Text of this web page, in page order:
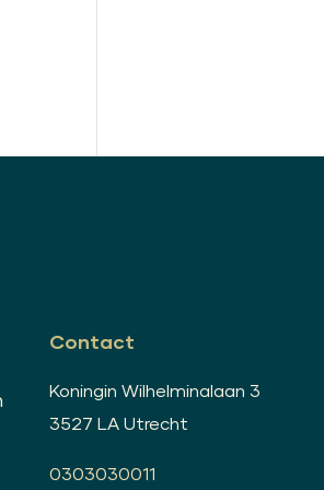
Contact
Koningin Wilhelminalaan 3
3527 LA Utrecht
0303030011